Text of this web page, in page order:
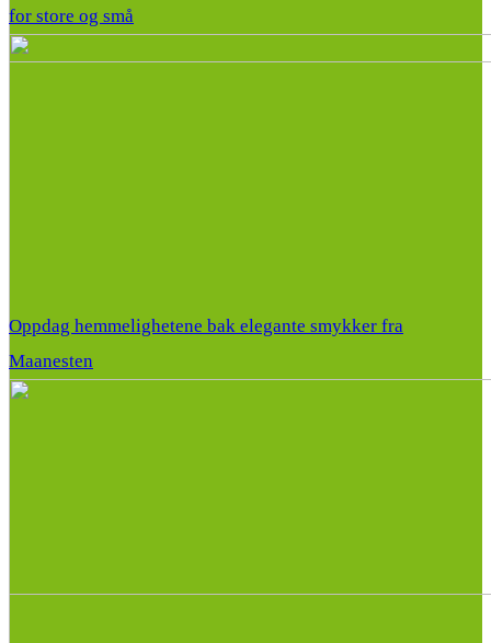
for store og små
Oppdag hemmelighetene bak elegante smykker fra
Maanesten